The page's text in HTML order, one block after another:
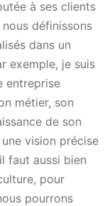
à ses clients
définissons
dans un
exemple, je suis
entreprise
métier, son
de son
vision précise
faut aussi bien
pour
pourrons